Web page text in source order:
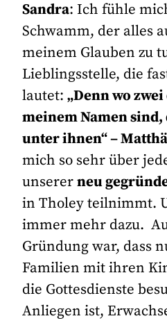
Sandra: Ich fühle
Schwamm, der alles
meinem Glauben zu
Lieblingsstelle, die
lautet:„Denn wo
meinem Namen
unter ihnen“ –
mich so sehr über
unsererneu
in Tholey teilnimmt.
immer mehr dazu.
Gründung war, dass
Familien mit ihren
die Gottesdienste
Anliegen ist,